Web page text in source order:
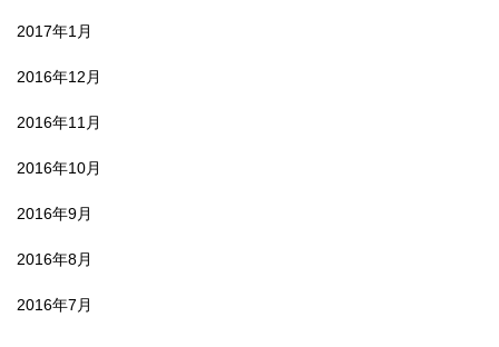
2017年1月
2016年12月
2016年11月
2016年10月
2016年9月
2016年8月
2016年7月